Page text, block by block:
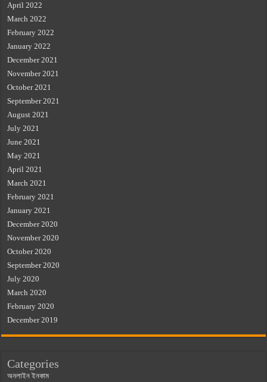
April 2022
March 2022
February 2022
January 2022
December 2021
November 2021
October 2021
September 2021
August 2021
July 2021
June 2021
May 2021
April 2021
March 2021
February 2021
January 2021
December 2020
November 2020
October 2020
September 2020
July 2020
March 2020
February 2020
December 2019
Categories
অনলাইন ইনকাম